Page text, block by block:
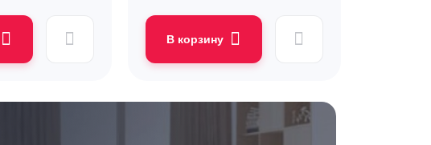
В корзину